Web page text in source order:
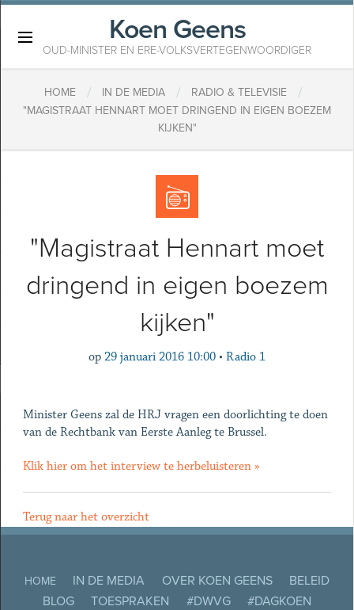
Koen Geens
OUD-MINISTER EN ERE-VOLKSVERTEGENWOORDIGER
HOME / IN DE MEDIA / RADIO & TELEVISIE /
"MAGISTRAAT HENNART MOET DRINGEND IN EIGEN BOEZEM
KIJKEN"
"Magistraat Hennart moet
dringend in eigen boezem
kijken"
op 29 januari 2016 10:00 • Radio 1
Minister Geens zal de HRJ vragen een doorlichting te doen
van de Rechtbank van Eerste Aanleg te Brussel.
Klik hier om het interview te herbeluisteren »
Terug naar het overzicht
HOME IN DE MEDIA OVER KOEN GEENS
BELEID
BLOG
TOESPRAKEN #DWVG
#DAGKOEN